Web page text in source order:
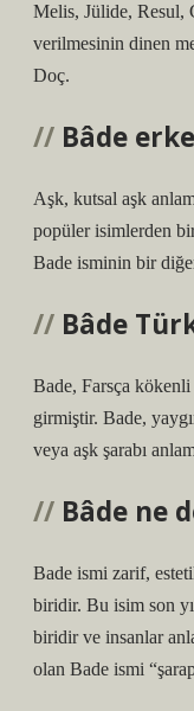
Melis, Jülide, Resul,
verilmesinin dinen
Doç.
Bâde
Aşk, kutsal aşk
popüler isimlerden
Bade isminin bir
Bâde
Bade, Farsça
girmiştir. Bade,
veya aşk şarabı
Bâde ne
Bade ismi zarif,
biridir. Bu isim son
biridir ve insanlar
olan Bade ismi